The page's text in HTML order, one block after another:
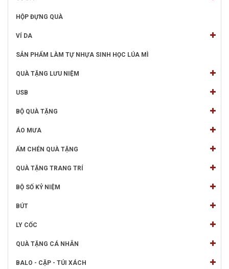
HỘP ĐỰNG QUÀ
VÍ DA
SẢN PHẨM LÀM TỰ NHỰA SINH HỌC LÚA MÌ
QUÀ TẶNG LƯU NIỆM
USB
BỘ QUÀ TẶNG
ÁO MƯA
ẤM CHÉN QUÀ TẶNG
QUÀ TẶNG TRANG TRÍ
BỘ SỐ KỶ NIỆM
BÚT
LY CỐC
QUÀ TẶNG CÁ NHÂN
BALO - CẶP - TÚI XÁCH